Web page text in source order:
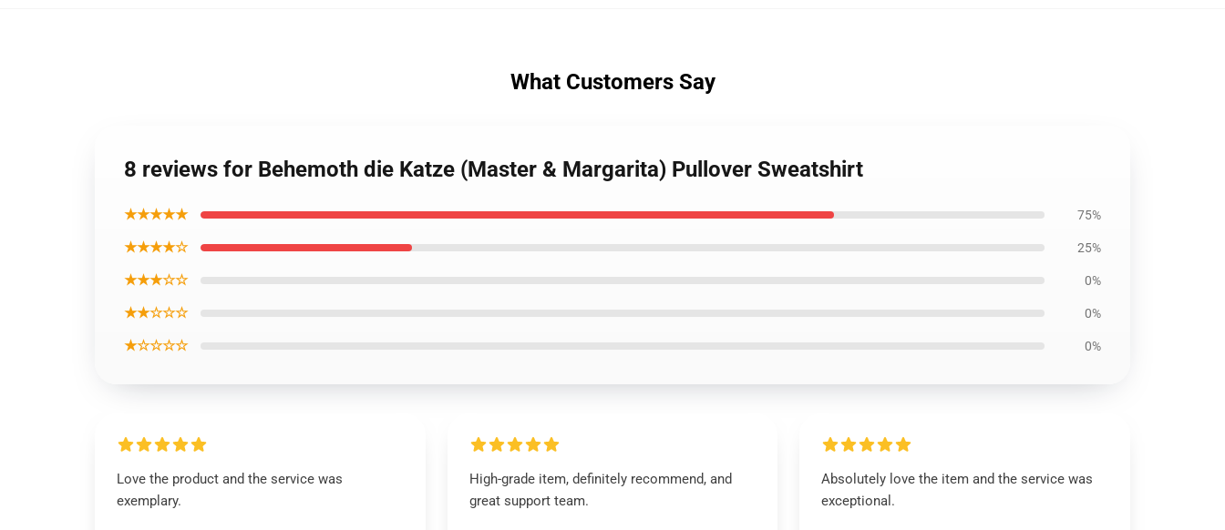
What Customers Say
8 reviews for Behemoth die Katze (Master & Margarita) Pullover Sweatshirt
★★★★★ 75%
★★★★☆ 25%
★★★☆☆ 0%
★★☆☆☆ 0%
★☆☆☆☆ 0%
Love the product and the service was
exemplary.
High-grade item, definitely recommend, and
great support team.
Absolutely love the item and the service was
exceptional.